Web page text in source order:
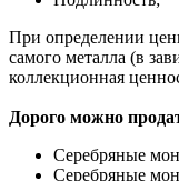
При определении
самого металла (в
коллекционная
Дорого можно
Серебряные
Серебряные